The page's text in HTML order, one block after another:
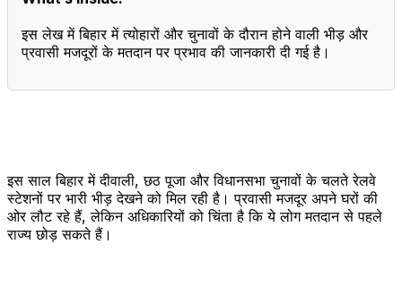
इस लेख में बिहार में त्योहारों और चुनावों के दौरान होने वाली भीड़ और
प्रवासी मजदूरों के मतदान पर प्रभाव की जानकारी दी गई है।
इस साल बिहार में दीवाली, छठ पूजा और विधानसभा चुनावों के चलते रेलवे
स्टेशनों पर भारी भीड़ देखने को मिल रही है। प्रवासी मजदूर अपने घरों की
ओर लौट रहे हैं, लेकिन अधिकारियों को चिंता है कि ये लोग मतदान से पहले
राज्य छोड़ सकते हैं।